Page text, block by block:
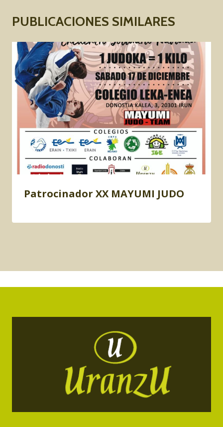
PUBLICACIONES SIMILARES
Patrocinador XX MAYUMI JUDO